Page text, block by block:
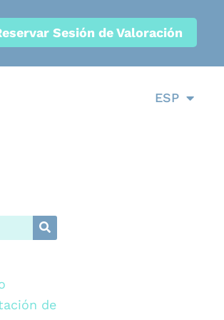
Sesión de Valoración
ESP
ENG
de